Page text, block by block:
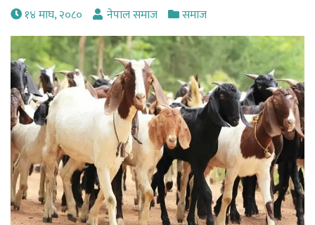
१४ माघ, २०८० नेपाल समाज समाज